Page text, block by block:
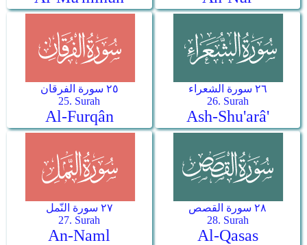
٢٥ سورة الفرقان
25. Surah
Al-Furqân
٢٦ سورة الشعراء
26. Surah
Ash-Shu'arâ'
٢٧ سورة النّمل
27. Surah
An-Naml
٢٨ سورة القصص
28. Surah
Al-Qasas